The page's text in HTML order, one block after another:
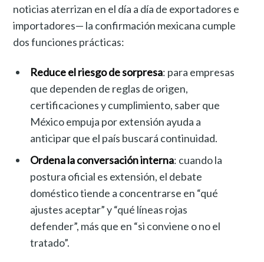
noticias aterrizan en el día a día de exportadores e
importadores— la confirmación mexicana cumple
dos funciones prácticas:
Reduce el riesgo de sorpresa: para empresas
que dependen de reglas de origen,
certificaciones y cumplimiento, saber que
México empuja por extensión ayuda a
anticipar que el país buscará continuidad.
Ordena la conversación interna: cuando la
postura oficial es extensión, el debate
doméstico tiende a concentrarse en “qué
ajustes aceptar” y “qué líneas rojas
defender”, más que en “si conviene o no el
tratado”.